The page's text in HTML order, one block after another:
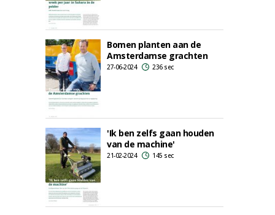
Bomen planten aan de
Amsterdamse grachten
27-06-2024 236 sec
'Ik ben zelfs gaan houden
van de machine'
21-02-2024 145 sec